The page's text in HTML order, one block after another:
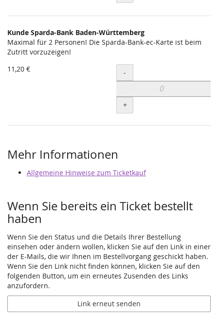
Kunde Sparda-Bank Baden-Württemberg
Maximal für 2 Personen! Die Sparda-Bank-ec-Karte ist beim
Zutritt vorzuzeigen!
11,20 €
Menge
-
+
Mehr Informationen
Allgemeine Hinweise zum Ticketkauf
Wenn Sie bereits ein Ticket bestellt
haben
Wenn Sie den Status und die Details Ihrer Bestellung
einsehen oder ändern wollen, klicken Sie auf den Link in einer
der E-Mails, die wir Ihnen im Bestellvorgang geschickt haben.
Wenn Sie den Link nicht finden können, klicken Sie auf den
folgenden Button, um ein erneutes Zusenden des Links
anzufordern.
Link erneut senden